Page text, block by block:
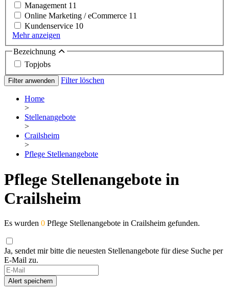
Management 11
Online Marketing / eCommerce 11
Kundenservice 10
Mehr anzeigen
Bezeichnung
Topjobs
Filter anwenden Filter löschen
Home
>
Stellenangebote
>
Crailsheim
>
Pflege Stellenangebote
Pflege Stellenangebote in
Crailsheim
Es wurden 0 Pflege Stellenangebote in Crailsheim gefunden.
Ja, sendet mir bitte die neuesten Stellenangebote für diese Suche per
E-Mail zu.
If
you
are
Alert speichern